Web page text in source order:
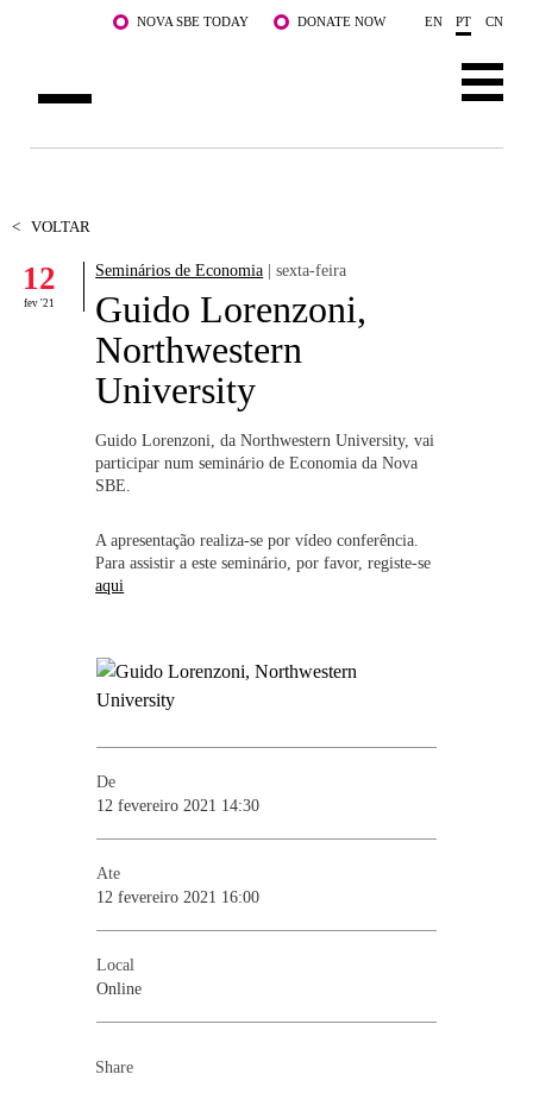
Saltar para o conteúdo principalNOVA SBE TODAY DONATE NOW EN PT CN
DOCENTES E INVESTIGAÇÃO
COMUNIDADE
LIFE AT NOVA SBE
WHAT'S HAPPENING
< VOLTAR
12
fev '21
Seminários de Economia | sexta-feira
Guido Lorenzoni,
Northwestern
University
Guido Lorenzoni, da Northwestern University, vai
participar num seminário de Economia da Nova
SBE.
A apresentação realiza-se por vídeo conferência.
Para assistir a este seminário, por favor, registe-se
aqui
De
12 fevereiro 2021 14:30
Ate
12 fevereiro 2021 16:00
Local
Online
Share